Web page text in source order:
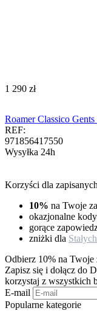
‍1 290‍ zł
Roamer Classico
REF:
971856417550
Wysyłka 24h
Korzyści dla zapisanych
10% na Twoje
okazjonalne
gorące
zniżki dla
Odbierz 10% na Twoje
Zapisz się i dołącz do
korzystaj z wszystkich
E-mail
Popularne kategorie